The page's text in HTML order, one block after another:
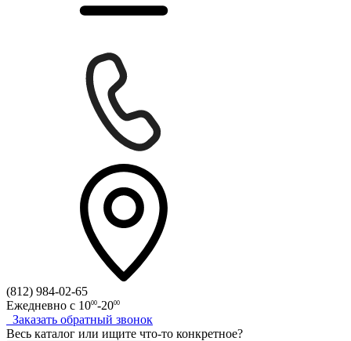
(812) 984-02-65
Ежедневно с 1000-2000
Заказать обратный звонок
Весь каталог или ищите что-то конкретное?